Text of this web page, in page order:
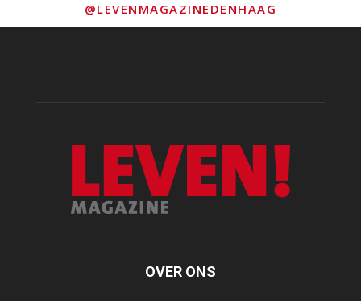
@LEVENMAGAZINEDENHAAG
OVER ONS